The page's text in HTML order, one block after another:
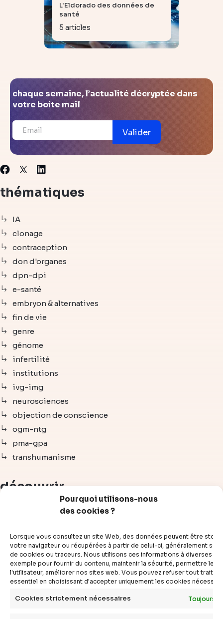
Pourquoi utilisons-nous
des cookies ?
Lorsque vous consultez un site Web, des données peuvent être
votre navigateur ou récupérées à partir de celui-ci, généralement
de cookies ou traceurs. Nous utilisons ces informations à diverses
exemple pour fournir du contenu, maintenir la sécurité, permettre le
l'utilisateur, améliorer nos sites web. Vous pouvez refuser tout
essentiel en choisissant d'accepter uniquement les cookies
Cookies strictement nécessaires Toujours
L'Eldorado des données de
santé
5 articles
chaque semaine, l’actualité décryptée dans
votre boite mail
Valider
Facebook
X Linkedin
thématiques
IA
clonage
contraception
don d'organes
dpn-dpi
e-santé
embryon & alternatives
fin de vie
genre
génome
infertilité
institutions
ivg-img
neurosciences
objection de conscience
ogm-ntg
pma-gpa
transhumanisme
découvrir
dossiers
experts
compléments
questions
définitions